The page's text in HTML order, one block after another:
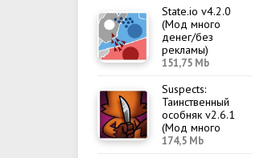
State.io v4.2.0
(Мод много
денег/без
рекламы)
151,75 Mb
Suspects:
Таинственный
особняк v2.6.1
(Мод много
денег/меню)
174,5 Mb